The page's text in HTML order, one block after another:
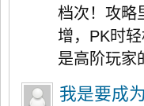
档次！攻略
增，PK时
是高阶玩家
我是要成